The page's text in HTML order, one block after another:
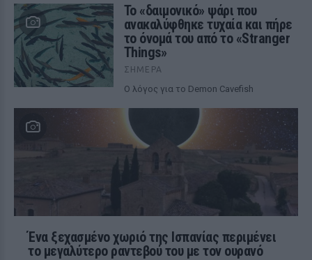
Το «δαιμονικό» ψάρι που
ανακαλύφθηκε τυχαία και πήρε
το όνομά του από το «Stranger
Things»
ΣΉΜΕΡΑ
Ο λόγος για το Demon Cavefish
Ένα ξεχασμένο χωριό της Ισπανίας περιμένει
το μεγαλύτερο ραντεβού του με τον ουρανό